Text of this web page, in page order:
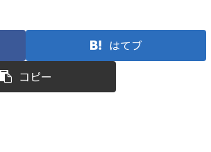
はてブ
コピー